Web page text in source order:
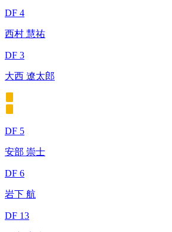
DF 4
西村 慧祐
DF 3
大西 遼太郎
DF 5
安部 崇士
DF 6
岩下 航
DF 13